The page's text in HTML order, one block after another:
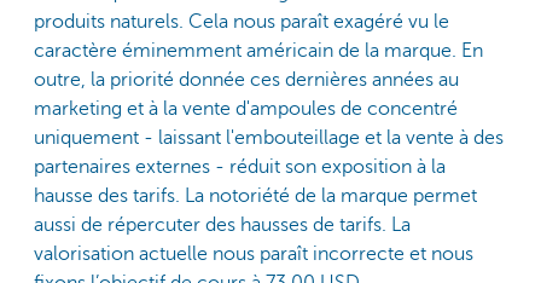
produits naturels. Cela nous paraît exagéré vu le
caractère éminemment américain de la marque. En
outre, la priorité donnée ces dernières années au
marketing et à la vente d'ampoules de concentré
uniquement - laissant l'embouteillage et la vente à des
partenaires externes - réduit son exposition à la
hausse des tarifs. La notoriété de la marque permet
aussi de répercuter des hausses de tarifs. La
valorisation actuelle nous paraît incorrecte et nous